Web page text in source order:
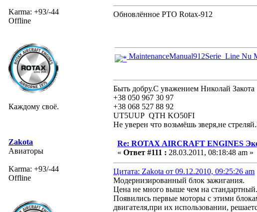
Karma: +93/-44
Offline
Каждому своё.
Обновлённое РТО Rotax-912
MaintenanceManual912Serie_Line Nu
Быть добру.С уважением Николай Закота
+38 050 967 30 97
+38 068 527 88 92
UT5UUP QTH KO50FI
Не уверен что возьмёшь зверя,не
Zakota
Авиаторы
Karma: +93/-44
Offline
Re: ROTAX AIRCRAFT ENGINES
« Ответ #111 : 28.03.2011, 08:18:48 am »
Цитата: Zakota от 09.12.2010, 09:25:26 am
Модернизированный блок зажигания.
Цена не много выше чем на стандартный.
Появились первые моторы с этими
двигателя,при их использовании,